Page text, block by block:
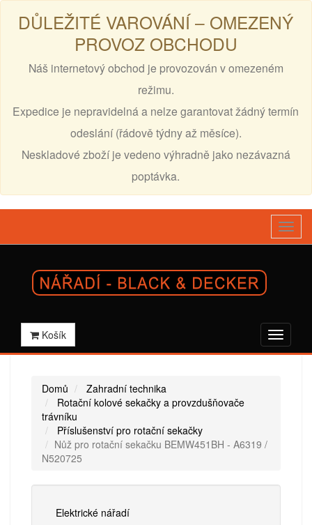
DŮLEŽITÉ VAROVÁNÍ – OMEZENÝ
PROVOZ OBCHODU
Náš internetový obchod je provozován v omezeném
režimu.
Expedice je nepravidelná a nelze garantovat žádný termín
odeslání (řádově týdny až měsíce).
Neskladové zboží je vedeno výhradně jako nezávazná
poptávka.
Košík
Domů
Zahradní technika
Rotační kolové sekačky a provzdušňovače
trávníku
Příslušenství pro rotační sekačky
Nůž pro rotační sekačku BEMW451BH - A6319 /
N520725
Elektrické nářadí